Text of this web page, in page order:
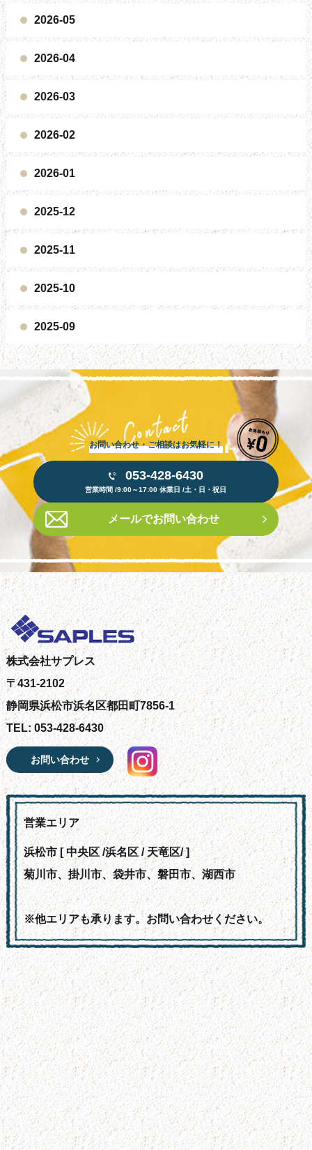
2026-05
2026-04
2026-03
2026-02
2026-01
2025-12
2025-11
2025-10
2025-09
お問い合わせ・ご相談はお気軽に！
053-428-6430
営業時間 /9:00～17:00 休業日 /土・日・祝日
メールでお問い合わせ
株式会社サプレス
〒431-2102
静岡県浜松市浜名区都田町7856-1
TEL: 053-428-6430
お問い合わせ
営業エリア
浜松市 [ 中央区 /浜名区 / 天竜区/ ]
菊川市、掛川市、袋井市、磐田市、湖西市
※他エリアも承ります。お問い合わせください。